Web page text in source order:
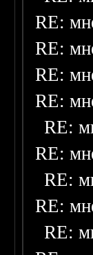
RE:
RE:
RE:
RE:
RE:
RE:
RE:
RE:
RE: